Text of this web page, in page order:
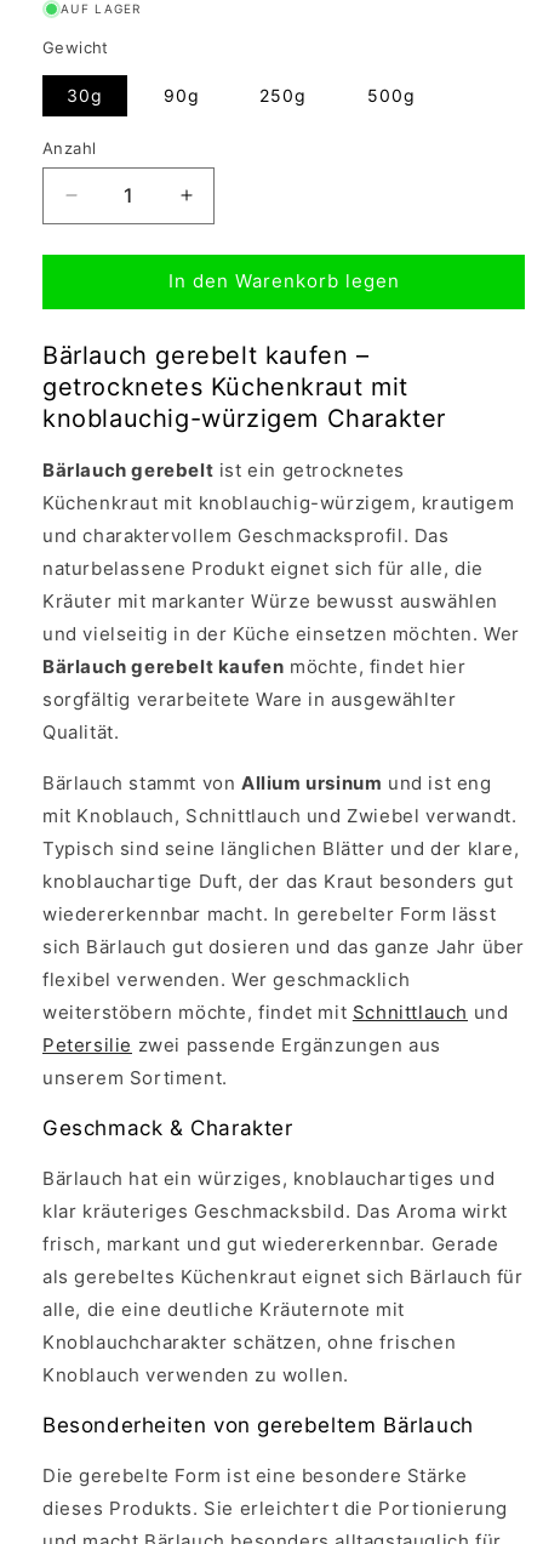
AUF LAGER
Gewicht
30g 90g 250g 500g
Anzahl
Verringere
die
Menge
Bärlauch
|
3-
5mm
gerebelt
Erhöhe
die
Menge
für
Bärlauch
|
3-
5mm
gerebelt
In den Warenkorb legen
Bärlauch gerebelt kaufen –
getrocknetes Küchenkraut mit
knoblauchig-würzigem Charakter
Bärlauch gerebelt ist ein getrocknetes
Küchenkraut mit knoblauchig-würzigem, krautigem
und charaktervollem Geschmacksprofil. Das
naturbelassene Produkt eignet sich für alle, die
Kräuter mit markanter Würze bewusst auswählen
und vielseitig in der Küche einsetzen möchten. Wer
Bärlauch gerebelt kaufen möchte, findet hier
sorgfältig verarbeitete Ware in ausgewählter
Qualität.
Bärlauch stammt von Allium ursinum und ist eng
mit Knoblauch, Schnittlauch und Zwiebel verwandt.
Typisch sind seine länglichen Blätter und der klare,
knoblauchartige Duft, der das Kraut besonders gut
wiedererkennbar macht. In gerebelter Form lässt
sich Bärlauch gut dosieren und das ganze Jahr über
flexibel verwenden. Wer geschmacklich
weiterstöbern möchte, findet mit Schnittlauch und
Petersilie zwei passende Ergänzungen aus
unserem Sortiment.
Geschmack & Charakter
Bärlauch hat ein würziges, knoblauchartiges und
klar kräuteriges Geschmacksbild. Das Aroma wirkt
frisch, markant und gut wiedererkennbar. Gerade
als gerebeltes Küchenkraut eignet sich Bärlauch für
alle, die eine deutliche Kräuternote mit
Knoblauchcharakter schätzen, ohne frischen
Knoblauch verwenden zu wollen.
Besonderheiten von gerebeltem Bärlauch
Die gerebelte Form ist eine besondere Stärke
dieses Produkts. Sie erleichtert die Portionierung